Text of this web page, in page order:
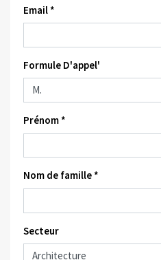
Email *
Formule D'appel'
Prénom *
Nom de famille *
Secteur